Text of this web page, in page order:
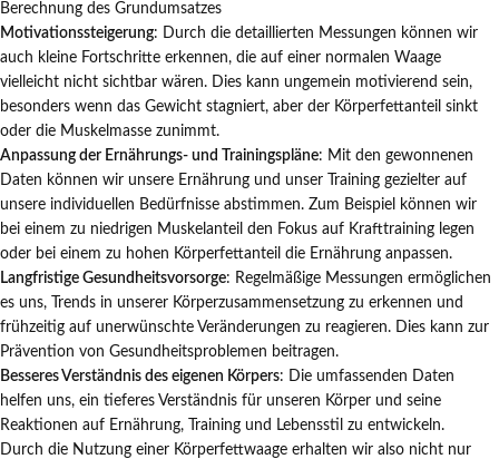
Berechnung des Grundumsatzes
Motivationssteigerung: Durch die detaillierten Messungen können wir
auch kleine Fortschritte erkennen, die auf einer normalen Waage
vielleicht nicht sichtbar wären. Dies kann ungemein motivierend sein,
besonders wenn das Gewicht stagniert, aber der Körperfettanteil sinkt
oder die Muskelmasse zunimmt.
Anpassung der Ernährungs- und Trainingspläne: Mit den gewonnenen
Daten können wir unsere Ernährung und unser Training gezielter auf
unsere individuellen Bedürfnisse abstimmen. Zum Beispiel können wir
bei einem zu niedrigen Muskelanteil den Fokus auf Krafttraining legen
oder bei einem zu hohen Körperfettanteil die Ernährung anpassen.
Langfristige Gesundheitsvorsorge: Regelmäßige Messungen ermöglichen
es uns, Trends in unserer Körperzusammensetzung zu erkennen und
frühzeitig auf unerwünschte Veränderungen zu reagieren. Dies kann zur
Prävention von Gesundheitsproblemen beitragen.
Besseres Verständnis des eigenen Körpers: Die umfassenden Daten
helfen uns, ein tieferes Verständnis für unseren Körper und seine
Reaktionen auf Ernährung, Training und Lebensstil zu entwickeln.
Durch die Nutzung einer Körperfettwaage erhalten wir also nicht nur